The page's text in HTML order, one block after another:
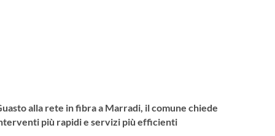
alla rete in fibra a Marradi, il comune chiede
più rapidi e servizi più efficienti